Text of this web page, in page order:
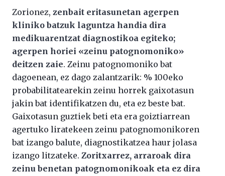
Zorionez, zenbait eritasunetan agerpen
kliniko batzuk laguntza handia dira
medikuarentzat diagnostikoa egiteko;
agerpen horiei «zeinu patognomoniko»
deitzen zaie. Zeinu patognomoniko bat
dagoenean, ez dago zalantzarik: % 100eko
probabilitatearekin zeinu horrek gaixotasun
jakin bat identifikatzen du, eta ez beste bat.
Gaixotasun guztiek beti eta era goiztiarrean
agertuko liratekeen zeinu patognomonikoren
bat izango balute, diagnostikatzea haur jolasa
izango litzateke. Zoritxarrez, arraroak dira
zeinu benetan patognomonikoak eta ez dira